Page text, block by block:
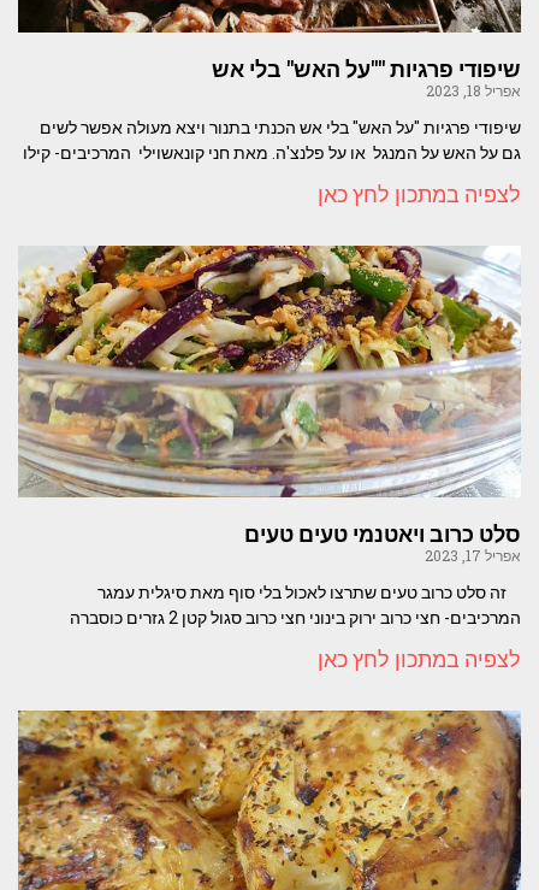
שיפודי פרגיות ""על האש" בלי אש
אפריל 18, 2023
שיפודי פרגיות "על האש" בלי אש הכנתי בתנור ויצא מעולה אפשר לשים
גם על האש על המנגל או על פלנצ'ה. מאת חני קונאשוילי המרכיבים- קילו
לצפיה במתכון לחץ כאן
סלט כרוב ויאטנמי טעים טעים
אפריל 17, 2023
זה סלט כרוב טעים שתרצו לאכול בלי סוף מאת סיגלית עמגר
המרכיבים- חצי כרוב ירוק בינוני חצי כרוב סגול קטן 2 גזרים כוסברה
לצפיה במתכון לחץ כאן